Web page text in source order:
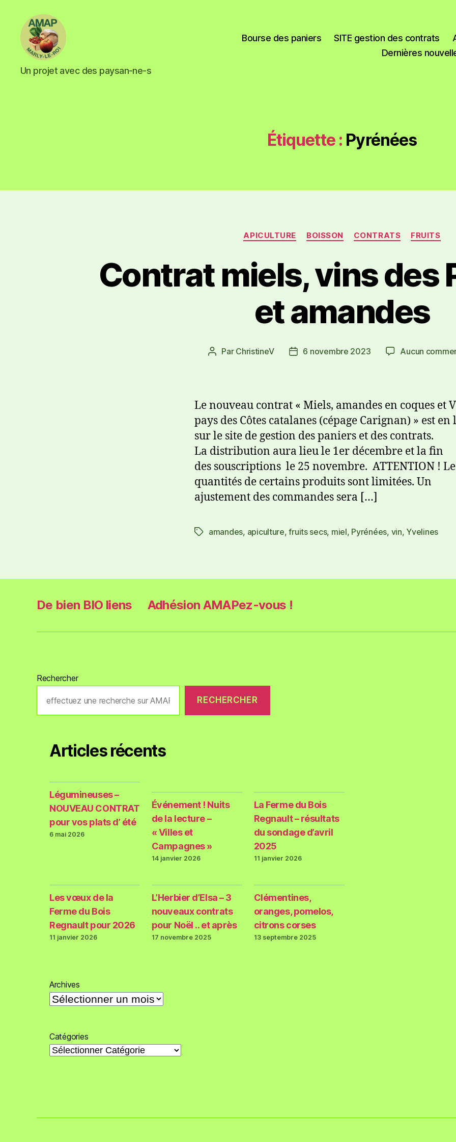
Un projet avec des paysan-ne-s
Bourse des paniers SITE gestion des contrats
Dernières
Étiquette : Pyrénées
APICULTURE BOISSON CONTRATS FRUITS
Contrat miels, vins des
et amandes
Par ChristineV 6 novembre 2023 Aucun
Le nouveau contrat « Miels, amandes en coques et
pays des Côtes catalanes (cépage Carignan) » est en
sur le site de gestion des paniers et des contrats.
La distribution aura lieu le 1er décembre et la fin
des souscriptions le 25 novembre. ATTENTION !
quantités de certains produits sont limitées. Un
ajustement des commandes sera […]
amandes, apiculture,fruits secs, miel, Pyrénées, vin, Yvelines
De bien BIO liens Adhésion AMAPez-vous !
Rechercher
RECHERCHER
Articles récents
Légumineuses –
NOUVEAU CONTRAT
pour vos plats d’ été
6 mai 2026
Événement ! Nuits
de la lecture –
« Villes et
Campagnes »
14 janvier 2026
La Ferme du Bois
Regnault – résultats
du sondage d’avril
2025
11 janvier 2026
Les vœux de la
Ferme du Bois
Regnault pour 2026
11 janvier 2026
L’Herbier d’Elsa – 3
nouveaux contrats
pour Noël .. et après
17 novembre 2025
Clémentines,
oranges, pomelos,
citrons corses
13 septembre 2025
Archives
Catégories